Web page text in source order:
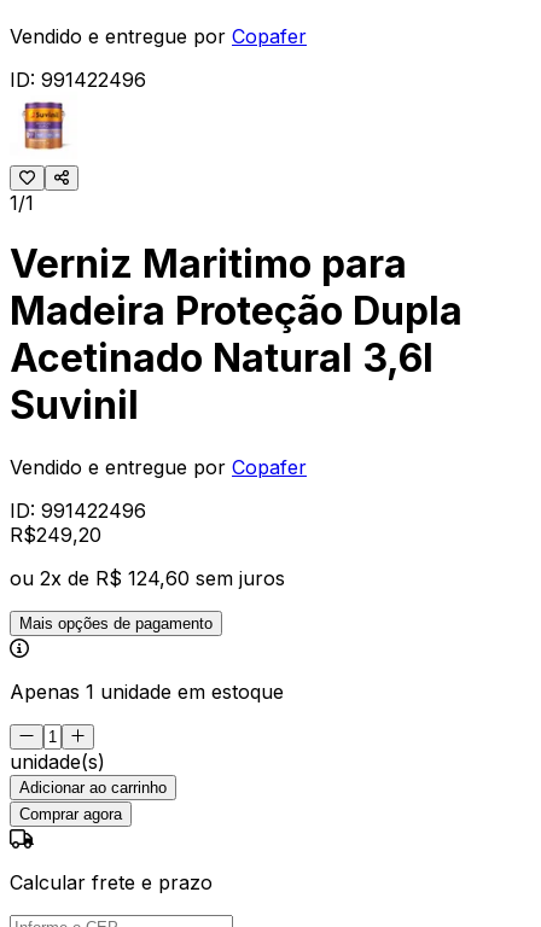
Vendido e entregue por Copafer
ID: 991422496
1/1
Verniz Maritimo para
Madeira Proteção Dupla
Acetinado Natural 3,6l
Suvinil
Vendido e entregue por Copafer
ID: 991422496
R$249,20
ou 2x de R$ 124,60 sem juros
Mais opções de pagamento
Apenas 1 unidade em estoque
unidade(s)
Adicionar ao carrinho
Comprar agora
Calcular frete e prazo